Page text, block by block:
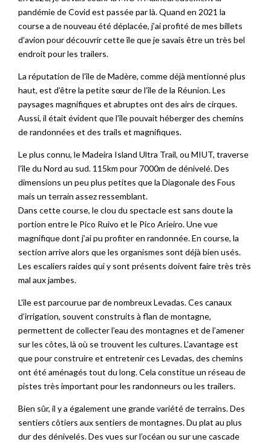
pandémie de Covid est passée par là. Quand en 2021 la
course a de nouveau été déplacée, j’ai profité de mes billets
d’avion pour découvrir cette île que je savais être un très bel
endroit pour les trailers.
La réputation de l’île de Madère, comme déjà mentionné plus
haut, est d’être la petite sœur de l’île de la Réunion. Les
paysages magnifiques et abruptes ont des airs de cirques.
Aussi, il était évident que l’île pouvait héberger des chemins
de randonnées et des trails et magnifiques.
Le plus connu, le Madeira Island Ultra Trail, ou MIUT, traverse
l’île du Nord au sud. 115km pour 7000m de dénivelé. Des
dimensions un peu plus petites que la Diagonale des Fous
mais un terrain assez ressemblant.
Dans cette course, le clou du spectacle est sans doute la
portion entre le Pico Ruivo et le Pico Arieiro. Une vue
magnifique dont j’ai pu profiter en randonnée. En course, la
section arrive alors que les organismes sont déjà bien usés.
Les escaliers raides qui y sont présents doivent faire très très
mal aux jambes.
L’île est parcourue par de nombreux Levadas. Ces canaux
d’irrigation, souvent construits à flan de montagne,
permettent de collecter l’eau des montagnes et de l’amener
sur les côtes, là où se trouvent les cultures. L’avantage est
que pour construire et entretenir ces Levadas, des chemins
ont été aménagés tout du long. Cela constitue un réseau de
pistes très important pour les randonneurs ou les trailers.
Bien sûr, il y a également une grande variété de terrains. Des
sentiers côtiers aux sentiers de montagnes. Du plat au plus
dur des dénivelés. Des vues sur l’océan ou sur une cascade